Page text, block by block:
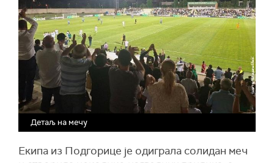
Детаљ на мечу
Екипа из Подгорице је одиграла солидан меч